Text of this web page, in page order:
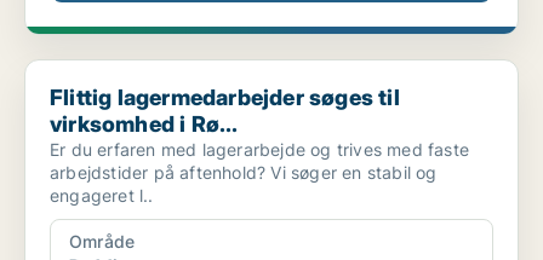
Flittig lagermedarbejder søges til virksomhed i Rø...
Flittig lagermedarbejder søges til
virksomhed i Rø...
Er du erfaren med lagerarbejde og trives med faste
arbejdstider på aftenhold? Vi søger en stabil og
engageret l..
Område